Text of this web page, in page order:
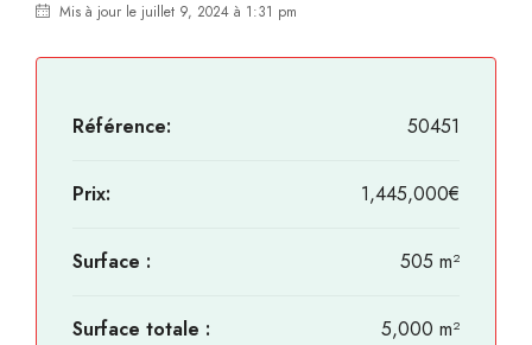
Mis à jour le juillet 9, 2024 à 1:31 pm
Référence: 50451
Prix: 1,445,000€
Surface : 505 m²
Surface totale : 5,000 m²